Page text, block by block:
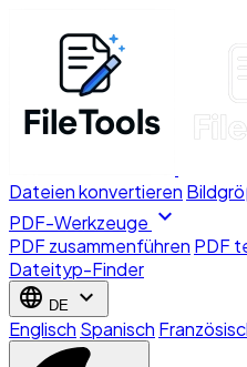
Dateien konvertieren
PDF-Werkzeuge expand_more
PDF zusammenführen PDF
Dateityp-Finder
language DE expand_more
Englisch Spanisch